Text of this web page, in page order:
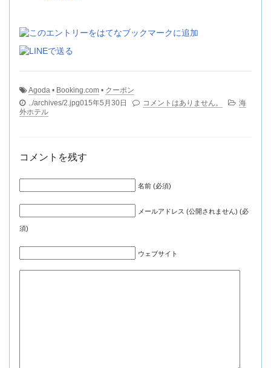
Agoda • Booking.com • クーポン
../archives/2.jpg015年5月30日
コメントはありません。
海
外ホテル
コメントを残す
名前 (必須)
メールアドレス (公開されません) (必
須)
ウェブサイト